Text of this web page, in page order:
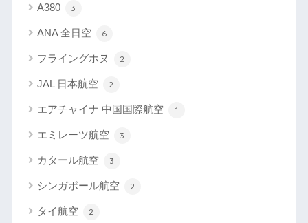
A380 3
ANA 全日空 6
フライングホヌ 2
JAL 日本航空 2
エアチャイナ 中国国際航空 1
エミレーツ航空 3
カタール航空 3
シンガポール航空 2
タイ航空 2